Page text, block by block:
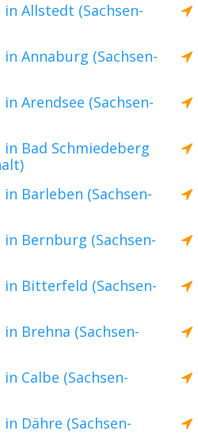
Allstedt (Sachsen-
Annaburg (Sachsen-
Arendsee (Sachsen-
Bad Schmiedeberg
Barleben (Sachsen-
Bernburg (Sachsen-
Bitterfeld (Sachsen-
Brehna (Sachsen-
Calbe (Sachsen-
Dähre (Sachsen-